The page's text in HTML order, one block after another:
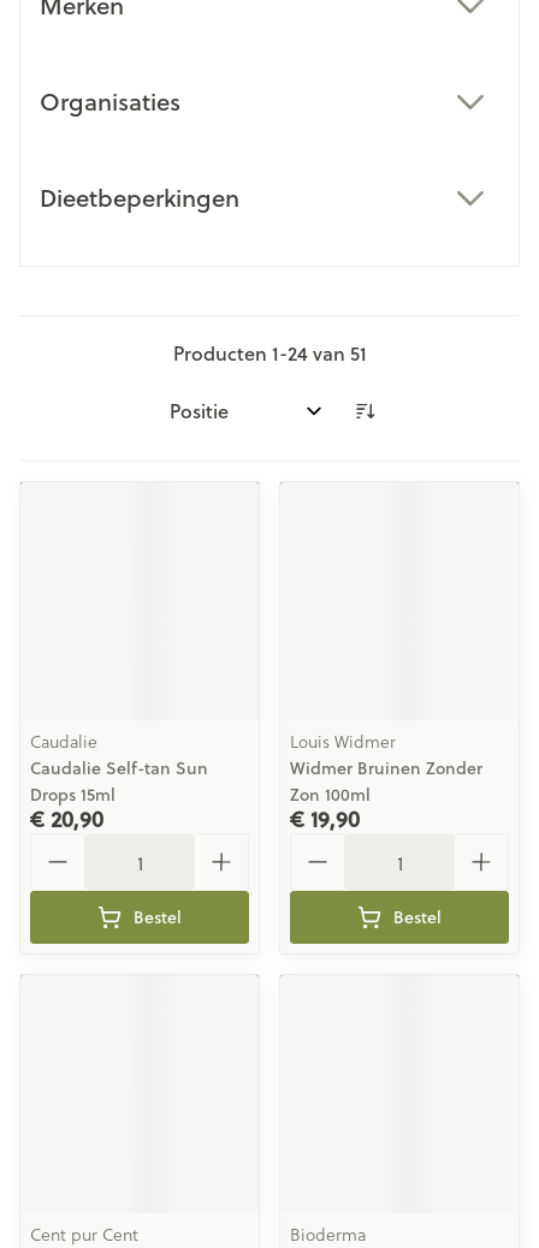
Organisaties
Dieetbeperkingen
Producten 1-24van 51
Sorteer op:
Caudalie
Caudalie Self-tan Sun
Drops 15ml
€ 20,90
Bestel
Louis Widmer
Widmer Bruinen Zonder
Zon 100ml
€ 19,90
Bestel
Cent pur Cent Bioderma